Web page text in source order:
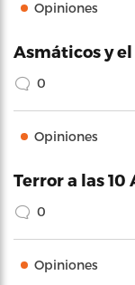
Opiniones
Asmáticos y
0
Opiniones
Terror a las 10
0
Opiniones